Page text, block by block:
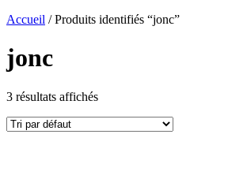
Accueil / Produits identifiés “jonc”
jonc
3 résultats affichés